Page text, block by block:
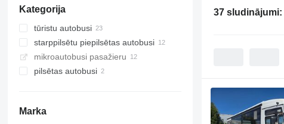
Kategorija
tūristu autobusi
starppilsētu piepilsētas autobusi
mikroautobusi pasažieru
pilsētas autobusi
Marka
37 sludinājumi: